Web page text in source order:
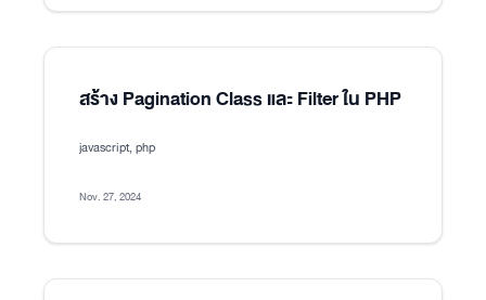
สร้าง Pagination Class และ Filter ใน PHP
javascript, php
Nov. 27, 2024